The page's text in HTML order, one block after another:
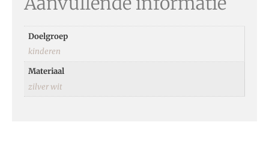
Doelgroep
kinderen
Materiaal
zilver wit